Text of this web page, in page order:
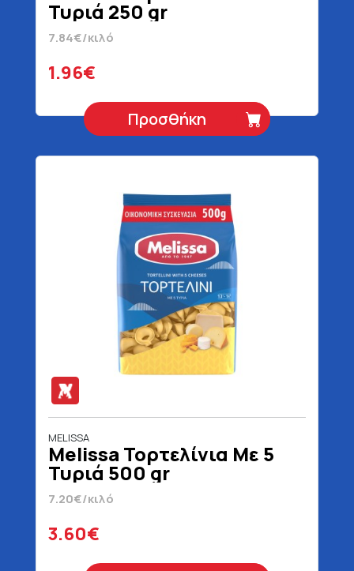
Τυριά 250 gr
7.84€/κιλό
1.96€
Προσθήκη
MELISSA
Melissa Τορτελίνια Με 5
Τυριά 500 gr
7.20€/κιλό
3.60€